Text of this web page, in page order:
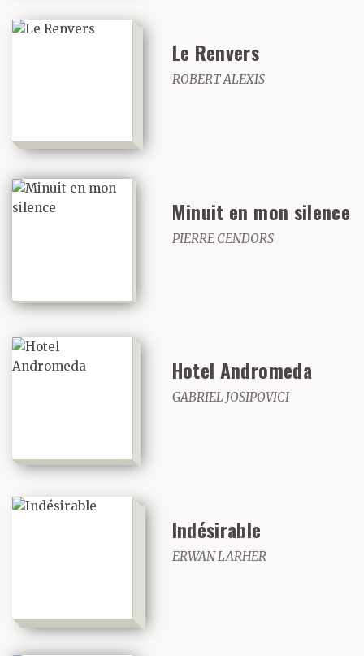
Le Renvers
ROBERT ALEXIS
Minuit en mon silence
PIERRE CENDORS
Hotel Andromeda
GABRIEL JOSIPOVICI
Indésirable
ERWAN LARHER